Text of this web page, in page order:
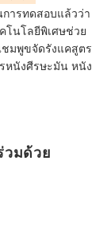
ารทดสอบแล้วว่า
โนโลยีพิเศษช่วย
ชมพูขจัดรังแคสูตร
หนังศีรษะมัน หนัง
วมด้วย